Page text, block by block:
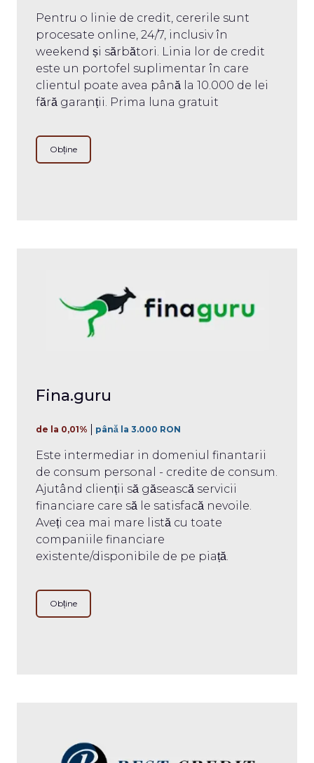
Pentru o linie de credit, cererile sunt
procesate online, 24/7, inclusiv în
weekend și sărbători. Linia lor de credit
este un portofel suplimentar în care
clientul poate avea până la 10.000 de lei
fără garanții. Prima luna gratuit
Obține
Fina.guru
de la 0,01% până la 3.000 RON
Este intermediar in domeniul finantarii
de consum personal - credite de consum.
Ajutând clienții să găsească servicii
financiare care să le satisfacă nevoile.
Aveți cea mai mare listă cu toate
companiile financiare
existente/disponibile de pe piață.
Obține